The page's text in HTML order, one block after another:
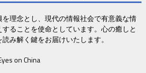
理念とし、現代の情報社会で有意義な情
ることを使命としています。心の癒しと
み解く鍵をお届けいたします。
on China